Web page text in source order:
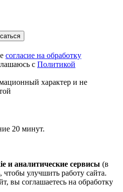
согласие на обработку
c Политикой
характер и не
20 минут.
и аналитические сервисы (в
улучшить работу сайта.
вы соглашаетесь на обработку